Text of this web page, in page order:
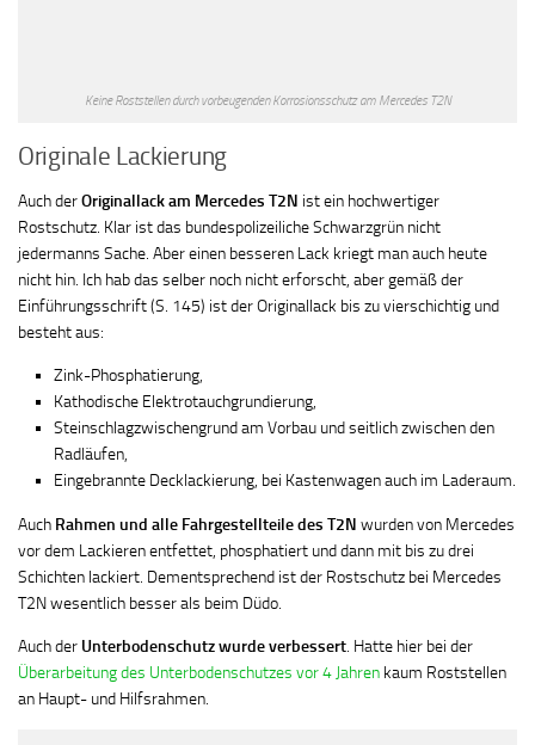
Keine Roststellen durch vorbeugenden Korrosionsschutz am Mercedes T2N
Originale Lackierung
Auch derOriginallack am Mercedes T2N ist ein hochwertiger
Rostschutz. Klar ist das bundespolizeiliche Schwarzgrün nicht
jedermanns Sache. Aber einen besseren Lack kriegt man auch heute
nicht hin. Ich hab das selber noch nicht erforscht, aber gemäß der
Einführungsschrift (S. 145) ist der Originallack bis zu vierschichtig und
besteht aus:
Zink-Phosphatierung,
Kathodische Elektrotauchgrundierung,
Steinschlagzwischengrund am Vorbau und seitlich zwischen den
Radläufen,
Eingebrannte Decklackierung, bei Kastenwagen auch im Laderaum.
Auch Rahmen und alle Fahrgestellteile des T2N wurden von Mercedes
vor dem Lackieren entfettet, phosphatiert und dann mit bis zu drei
Schichten lackiert. Dementsprechend ist der Rostschutz bei Mercedes
T2N wesentlich besser als beim Düdo.
Auch der Unterbodenschutz wurde verbessert. Hatte hier bei der
Überarbeitung des Unterbodenschutzes vor 4 Jahren kaum Roststellen
an Haupt- und Hilfsrahmen.